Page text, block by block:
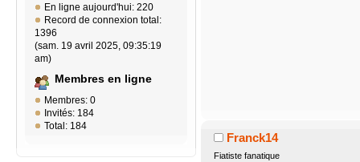
En ligne aujourd'hui: 220
Record de connexion total:
1396
(sam. 19 avril 2025, 09:35:19
am)
Membres en ligne
Membres: 0
Invités: 184
Total: 184
Franck14
Fiatiste fanatique